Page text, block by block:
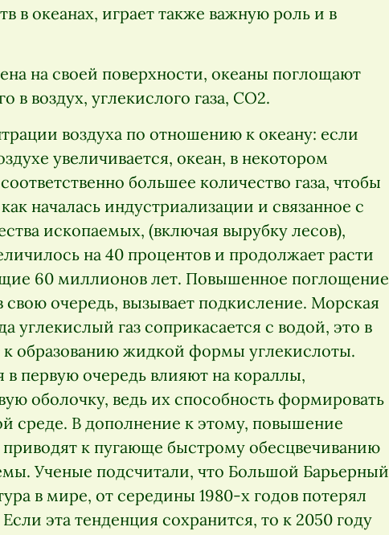
в океанах, играет также важную роль и в
на своей поверхности, океаны поглощают
в воздух, углекислого газа, СО2.
воздуха по отношению к океану: если
увеличивается, океан, в некотором
большее количество газа, чтобы
началась индустриализации и связанное с
ископаемых, (включая вырубку лесов),
на 40 процентов и продолжает расти
60 миллионов лет. Повышенное поглощение
свою очередь, вызывает подкисление. Морская
углекислый газ соприкасается с водой, это в
образованию жидкой формы углекислоты.
в первую очередь влияют на кораллы,
оболочку, ведь их способность формировать
среде. В дополнение к этому, повышение
к пугающе быстрому обесцвечиванию
Ученые подсчитали, что Большой Барьерный
в мире, от середины 1980-х годов потерял
эта тенденция сохранится, то к 2050 году